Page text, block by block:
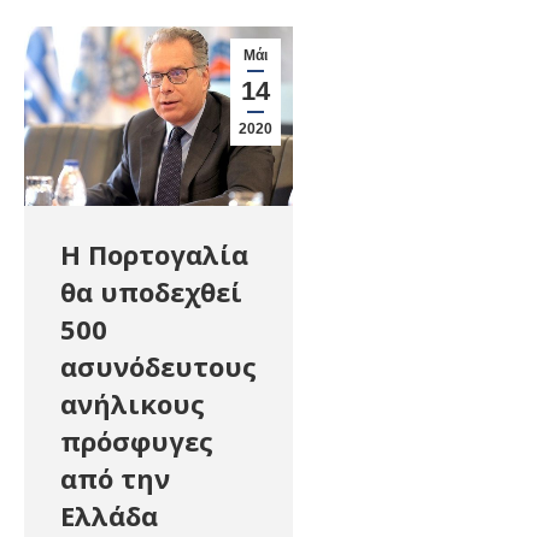
Μάι
14
2020
Η Πορτογαλία
θα υποδεχθεί
500
ασυνόδευτους
ανήλικους
πρόσφυγες
από την
Ελλάδα